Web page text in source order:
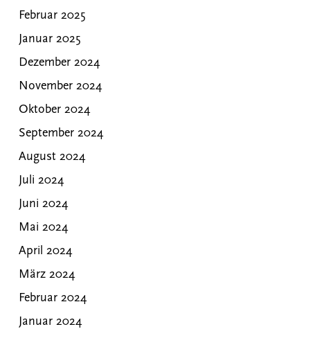
Februar 2025
Januar 2025
Dezember 2024
November 2024
Oktober 2024
September 2024
August 2024
Juli 2024
Juni 2024
Mai 2024
April 2024
März 2024
Februar 2024
Januar 2024